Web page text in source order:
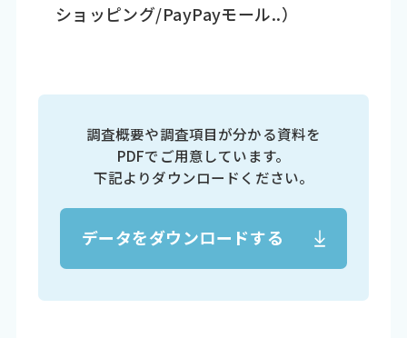
ショッピング/PayPayモール..）
調査概要や調査項目が分かる資料を
PDFでご用意しています。
下記よりダウンロードください。
データをダウンロードする